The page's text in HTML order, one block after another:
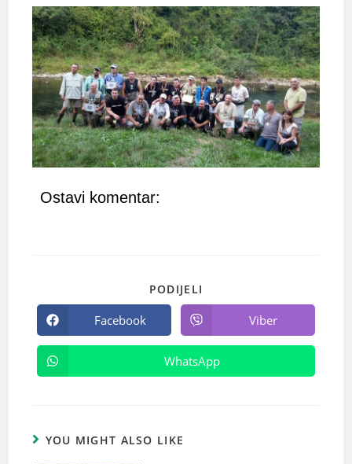
Ostavi komentar:
PODIJELI
Facebook Viber
WhatsApp
YOU MIGHT ALSO LIKE